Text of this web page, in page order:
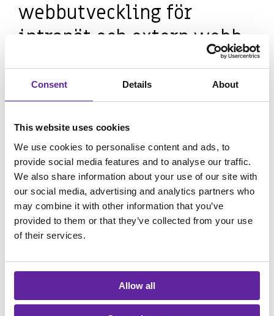
Consent Details About
This website uses cookies
We use cookies to personalise content and ads, to
provide social media features and to analyse our traffic.
We also share information about your use of our site with
our social media, advertising and analytics partners who
may combine it with other information that you’ve
provided to them or that they’ve collected from your use
of their services.
Allow all
webbutveckling för
intranät och extern webb
Vad innebär webbutveckling för företag?
Vad ska man tänka på vid webbutveckling
av intranät och webbplatser?
Vad är skillnaden mellan ett intranät och
en extern webbplats?
Hur lång tid tar webbutveckling?
Hur säkerställer man att webbutveckling
uppfyller krav på säkerhet och